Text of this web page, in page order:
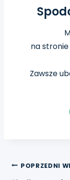
nastronie
Zawsze
POPRZEDNI